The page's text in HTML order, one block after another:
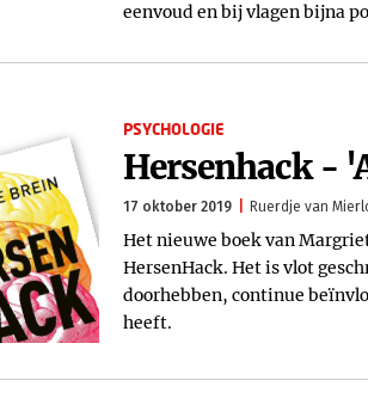
eenvoud en bij vlagen bijna
PSYCHOLOGIE
Hersenhack -
17 oktober 2019 Ruerdje van
Het nieuwe boek van
HersenHack. Het is vlot
doorhebben, continue
heeft.